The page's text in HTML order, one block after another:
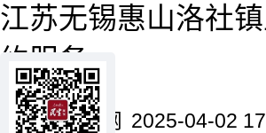
江苏无锡惠山洛社
约服务
来源：民生网 2025-04-02